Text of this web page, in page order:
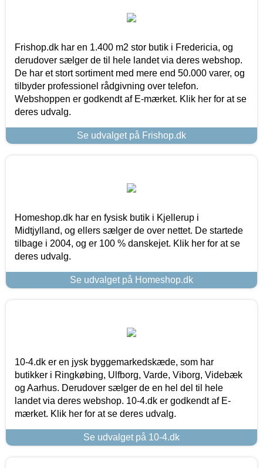
Frishop.dk har en 1.400 m2 stor butik i Fredericia, og
derudover sælger de til hele landet via deres webshop.
De har et stort sortiment med mere end 50.000 varer, og
tilbyder professionel rådgivning over telefon.
Webshoppen er godkendt af E-mærket. Klik her for at se
deres udvalg.
Se udvalget på Frishop.dk
Homeshop.dk har en fysisk butik i Kjellerup i
Midtjylland, og ellers sælger de over nettet. De startede
tilbage i 2004, og er 100 % danskejet. Klik her for at se
deres udvalg.
Se udvalget på Homeshop.dk
10-4.dk er en jysk byggemarkedskæde, som har
butikker i Ringkøbing, Ulfborg, Varde, Viborg, Videbæk
og Aarhus. Derudover sælger de en hel del til hele
landet via deres webshop. 10-4.dk er godkendt af E-
mærket. Klik her for at se deres udvalg.
Se udvalget på 10-4.dk